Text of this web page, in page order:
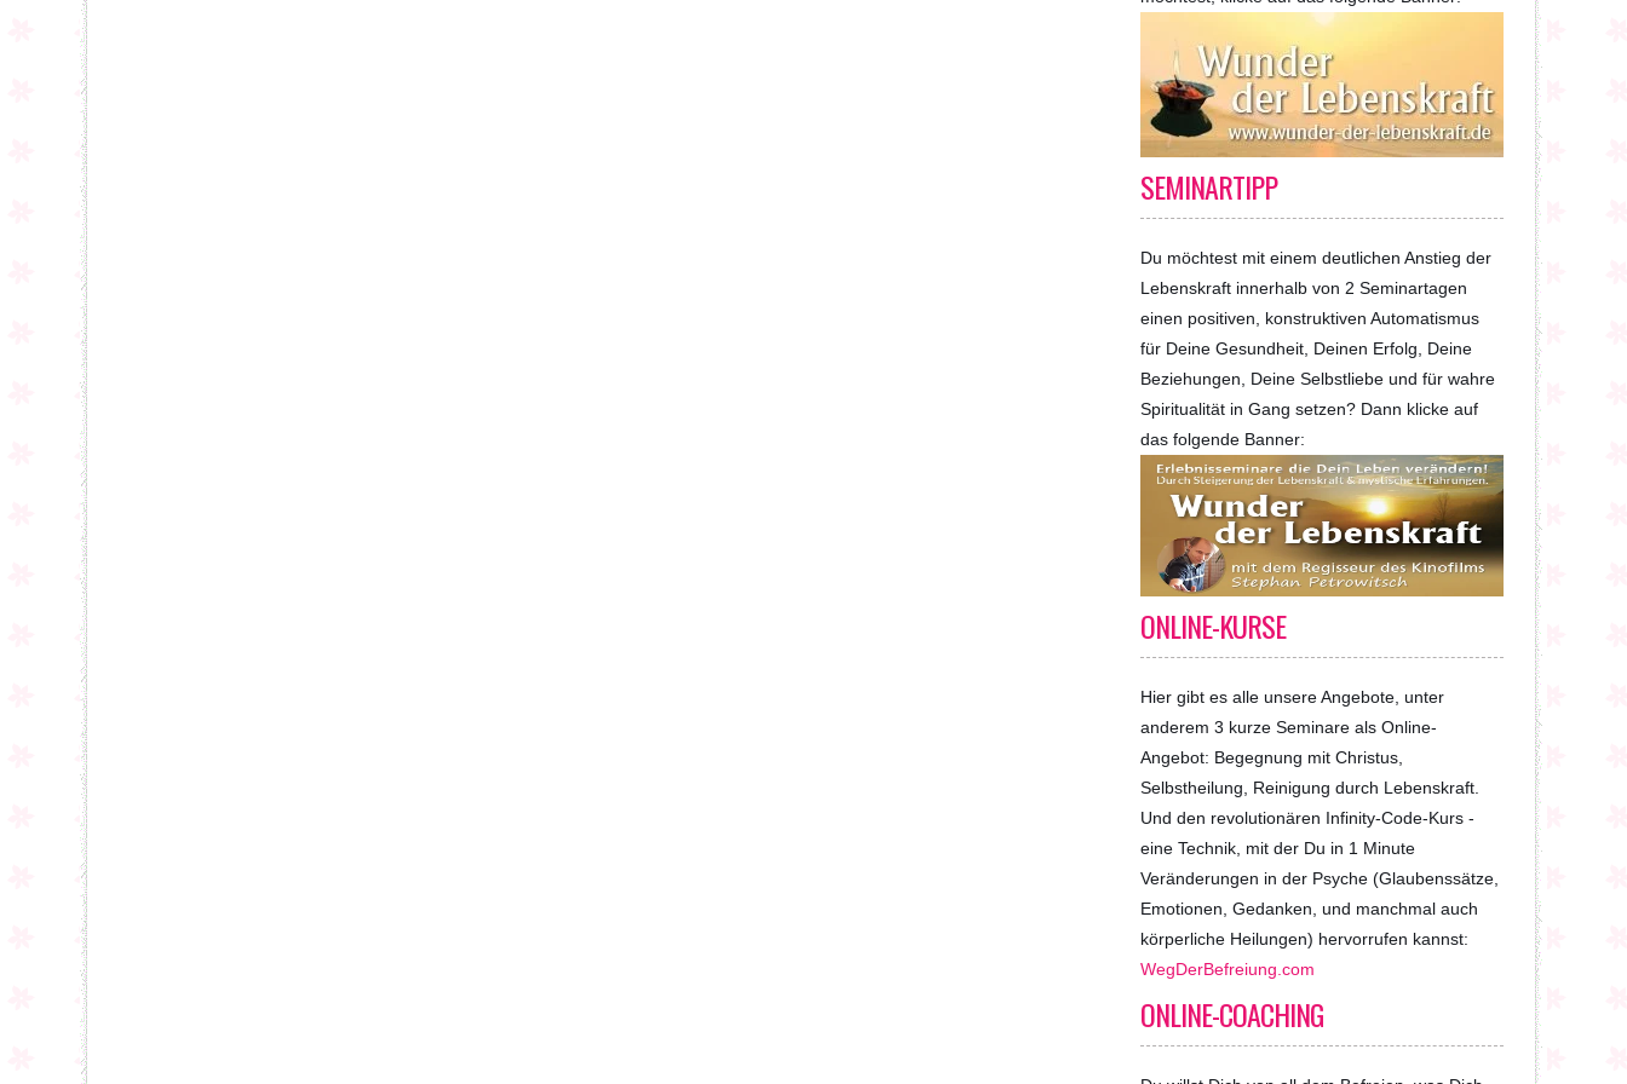
SEMINARTIPP
Du möchtest mit einem deutlichen Anstieg der
Lebenskraft innerhalb von 2 Seminartagen
einen positiven, konstruktiven Automatismus
für Deine Gesundheit, Deinen Erfolg, Deine
Beziehungen, Deine Selbstliebe und für wahre
Spiritualität in Gang setzen? Dann klicke auf
das folgende Banner:
ONLINE-KURSE
Hier gibt es alle unsere Angebote, unter
anderem 3 kurze Seminare als Online-
Angebot: Begegnung mit Christus,
Selbstheilung, Reinigung durch Lebenskraft.
Und den revolutionären Infinity-Code-Kurs -
eine Technik, mit der Du in 1 Minute
Veränderungen in der Psyche (Glaubenssätze,
Emotionen, Gedanken, und manchmal auch
körperliche Heilungen) hervorrufen kannst:
WegDerBefreiung.com
ONLINE-COACHING